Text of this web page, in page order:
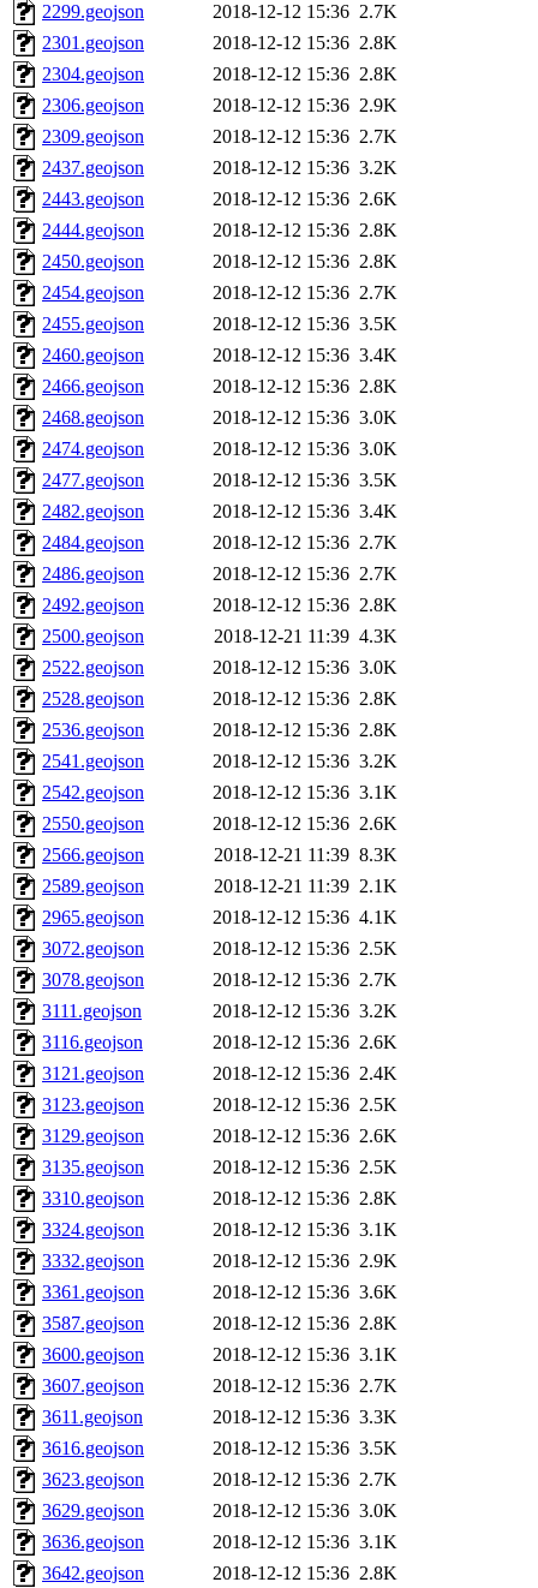
2299.geojson
2018-12-12 15:36 2.7K
2301.geojson
2018-12-12 15:36 2.8K
2304.geojson
2018-12-12 15:36 2.8K
2306.geojson
2018-12-12 15:36 2.9K
2309.geojson
2018-12-12 15:36 2.7K
2437.geojson
2018-12-12 15:36 3.2K
2443.geojson
2018-12-12 15:36 2.6K
2444.geojson
2018-12-12 15:36 2.8K
2450.geojson
2018-12-12 15:36 2.8K
2454.geojson
2018-12-12 15:36 2.7K
2455.geojson
2018-12-12 15:36 3.5K
2460.geojson
2018-12-12 15:36 3.4K
2466.geojson
2018-12-12 15:36 2.8K
2468.geojson
2018-12-12 15:36 3.0K
2474.geojson
2018-12-12 15:36 3.0K
2477.geojson
2018-12-12 15:36 3.5K
2482.geojson
2018-12-12 15:36 3.4K
2484.geojson
2018-12-12 15:36 2.7K
2486.geojson
2018-12-12 15:36 2.7K
2492.geojson
2018-12-12 15:36 2.8K
2500.geojson
2018-12-21 11:39 4.3K
2522.geojson
2018-12-12 15:36 3.0K
2528.geojson
2018-12-12 15:36 2.8K
2536.geojson
2018-12-12 15:36 2.8K
2541.geojson
2018-12-12 15:36 3.2K
2542.geojson
2018-12-12 15:36 3.1K
2550.geojson
2018-12-12 15:36 2.6K
2566.geojson
2018-12-21 11:39 8.3K
2589.geojson
2018-12-21 11:39 2.1K
2965.geojson
2018-12-12 15:36 4.1K
3072.geojson
2018-12-12 15:36 2.5K
3078.geojson
2018-12-12 15:36 2.7K
3111.geojson
2018-12-12 15:36 3.2K
3116.geojson
2018-12-12 15:36 2.6K
3121.geojson
2018-12-12 15:36 2.4K
3123.geojson
2018-12-12 15:36 2.5K
3129.geojson
2018-12-12 15:36 2.6K
3135.geojson
2018-12-12 15:36 2.5K
3310.geojson
2018-12-12 15:36 2.8K
3324.geojson
2018-12-12 15:36 3.1K
3332.geojson
2018-12-12 15:36 2.9K
3361.geojson
2018-12-12 15:36 3.6K
3587.geojson
2018-12-12 15:36 2.8K
3600.geojson
2018-12-12 15:36 3.1K
3607.geojson
2018-12-12 15:36 2.7K
3611.geojson
2018-12-12 15:36 3.3K
3616.geojson
2018-12-12 15:36 3.5K
3623.geojson
2018-12-12 15:36 2.7K
3629.geojson
2018-12-12 15:36 3.0K
3636.geojson
2018-12-12 15:36 3.1K
3642.geojson
2018-12-12 15:36 2.8K